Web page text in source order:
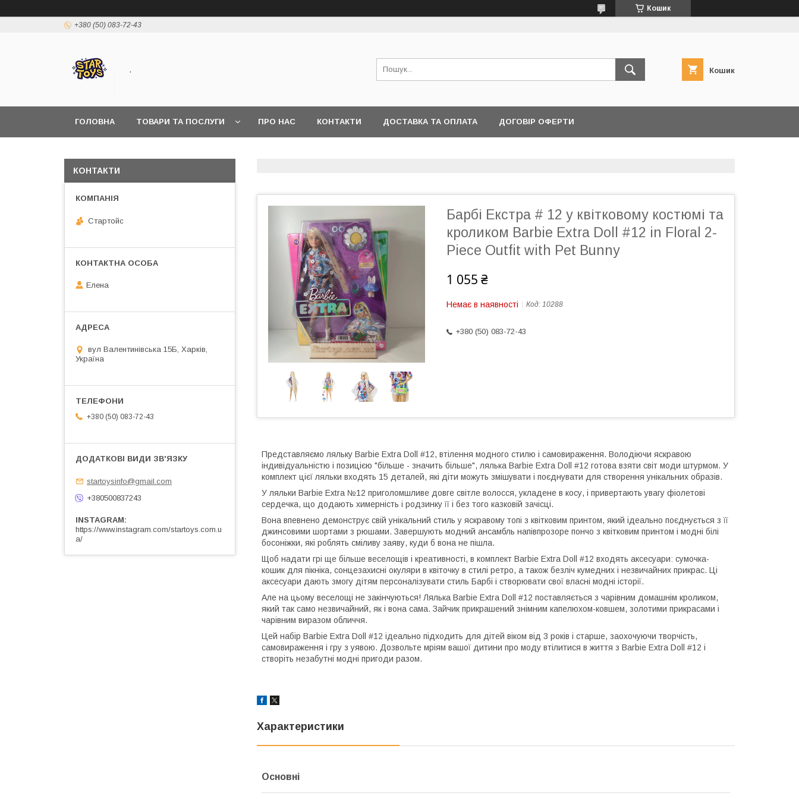
Кошик
+380 (50) 083-72-43
. Кошик
ГОЛОВНА ТОВАРИ ТА ПОСЛУГИ ПРО НАС КОНТАКТИ ДОСТАВКА ТА ОПЛАТА ДОГОВІР ОФЕРТИ
Барбі Екстра # 12 у квітковому костюмі та
кроликом Barbie Extra Doll #12 in Floral 2-
Piece Outfit with Pet Bunny
1 055 ₴
Немає в наявності Код: 10288
+380 (50) 083-72-43
Представляємо ляльку Barbie Extra Doll #12, втілення модного стилю і самовираження. Володіючи яскравою
індивідуальністю і позицією "більше - значить більше", лялька Barbie Extra Doll #12 готова взяти світ моди штурмом. У
комплект цієї ляльки входять 15 деталей, які діти можуть змішувати і поєднувати для створення унікальних образів.
У ляльки Barbie Extra №12 приголомшливе довге світле волосся, укладене в косу, і привертають увагу фіолетові
сердечка, що додають химерність і родзинку її і без того казковій зачісці.
Вона впевнено демонструє свій унікальний стиль у яскравому топі з квітковим принтом, який ідеально поєднується з її
джинсовими шортами з рюшами. Завершують модний ансамбль напівпрозоре пончо з квітковим принтом і модні білі
босоніжки, які роблять сміливу заяву, куди б вона не пішла.
Щоб надати грі ще більше веселощів і креативності, в комплект Barbie Extra Doll #12 входять аксесуари: сумочка-
кошик для пікніка, сонцезахисні окуляри в квіточку в стилі ретро, а також безліч кумедних і незвичайних прикрас. Ці
аксесуари дають змогу дітям персоналізувати стиль Барбі і створювати свої власні модні історії.
Але на цьому веселощі не закінчуються! Лялька Barbie Extra Doll #12 поставляється з чарівним домашнім кроликом,
який так само незвичайний, як і вона сама. Зайчик прикрашений знімним капелюхом-ковшем, золотими прикрасами і
чарівним виразом обличчя.
Цей набір Barbie Extra Doll #12 ідеально підходить для дітей віком від 3 років і старше, заохочуючи творчість,
самовираження і гру з уявою. Дозвольте мріям вашої дитини про моду втілитися в життя з Barbie Extra Doll #12 і
створіть незабутні модні пригоди разом.
Характеристики
Основні
КОНТАКТИ
Стартойс
Елена
вул Валентинівська 15Б, Харків,
Україна
+380 (50) 083-72-43
startoysinfo@gmail.com
+380500837243
INSTAGRAM
https://www.instagram.com/startoys.com.u
a/